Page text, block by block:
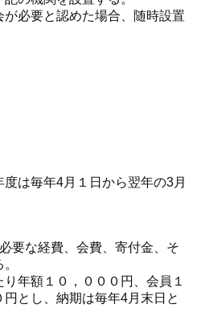
と認めた場合、随時設置
は毎年4月１日から翌年の3月
要な経費、会費、寄付金、そ
１０，０００円、会員１
とし、納期は毎年4月末日と